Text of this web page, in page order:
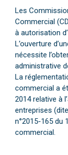
Les
Commercial
à autorisation
L’ouverture
nécessite
administrative
La
commercial a
2014 relative à
entreprises
n°2015-165 du
commercial.